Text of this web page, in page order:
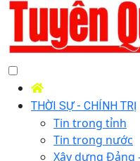
THỜI SỰ - CHÍNH TRỊ
Tin trong tỉnh
Tin trong nước
Xây dựng Đảng